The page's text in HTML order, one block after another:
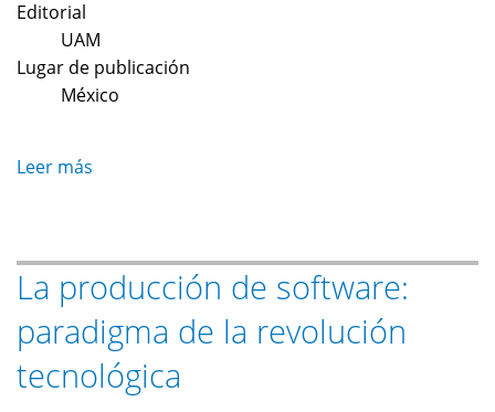
Editorial
UAM
Lugar de publicación
México
Leer más
la
sociedad
civil:
actor-
red
La producción de software:
paradigma de la revolución
tecnológica